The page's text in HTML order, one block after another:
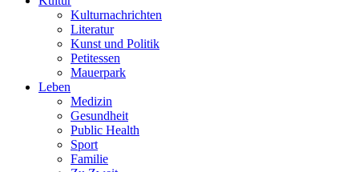
Kulturnachrichten
Literatur
Kunst und Politik
Petitessen
Mauerpark
Leben
Medizin
Gesundheit
Public Health
Sport
Familie